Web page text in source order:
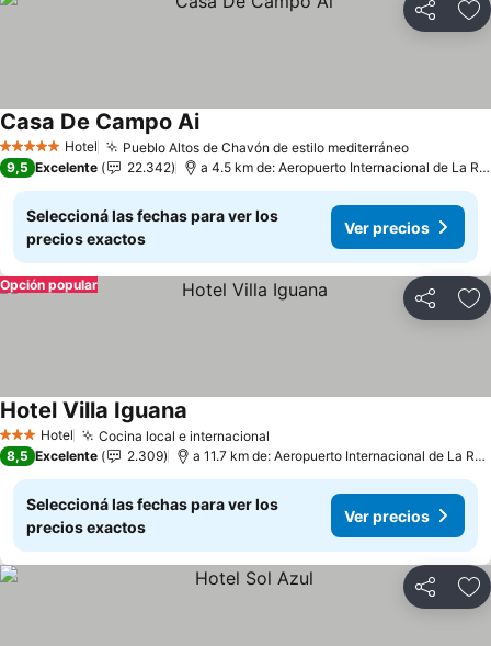
Compartir
5 Estrellas Hotel Pueblo Altos de Chavón de estilo mediterráneo
Casa De Campo Ai
9,5 Excelente 22.342 a 4.5 km de: Aeropuerto Internacional de La Romana
Seleccioná las fechas para ver los
precios exactos
Ver precios
Compartir
Opción popular
3 Estrellas
Hotel Cocina local e internacional
Hotel Villa Iguana
8,5 Excelente 2.309 a 11.7 km de: Aeropuerto Internacional de La Romana
Seleccioná las fechas para ver los
precios exactos
Ver precios
Compartir